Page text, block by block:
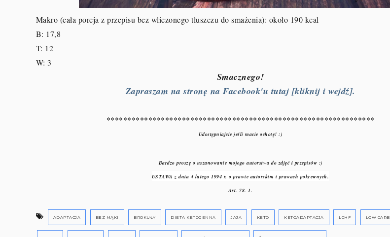
Makro (cała porcja z przepisu bez wliczonego tłuszczu do smażenia): około 190 kcal
B: 17,8
T: 12
W: 3
Smacznego!
Zapraszam na stronę na Facebook'u tutaj [kliknij i wejdź].
****************************************************************
Udostępniajcie jeśli macie ochotę! :)
Bardzo proszę o uszanowanie mojego autorstwa do zdjęć i przepisów :)
USTAWA z dnia 4 lutego 1994 r. o prawie autorskim i prawach pokrewnych.
Art. 78. 1.
ADAPTACJA BEZ MĄKI BROKUŁY DIETA KETOGENNA JAJA KETO KETOADAPTACJA LCHF LOW CARB